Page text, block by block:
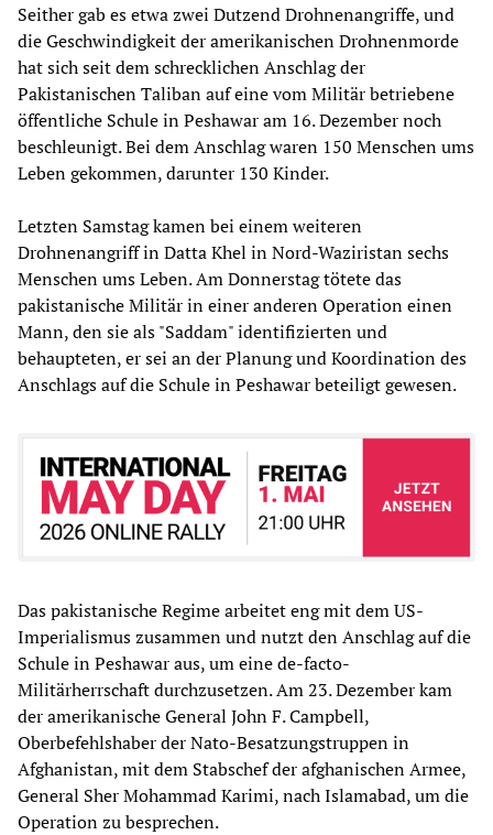
Seither gab es etwa zwei Dutzend Drohnenangriffe, und
die Geschwindigkeit der amerikanischen Drohnenmorde
hat sich seit dem schrecklichen Anschlag der
Pakistanischen Taliban auf eine vom Militär betriebene
öffentliche Schule in Peshawar am 16. Dezember noch
beschleunigt. Bei dem Anschlag waren 150 Menschen ums
Leben gekommen, darunter 130 Kinder.
Letzten Samstag kamen bei einem weiteren
Drohnenangriff in Datta Khel in Nord-Waziristan sechs
Menschen ums Leben. Am Donnerstag tötete das
pakistanische Militär in einer anderen Operation einen
Mann, den sie als "Saddam" identifizierten und
behaupteten, er sei an der Planung und Koordination des
Anschlags auf die Schule in Peshawar beteiligt gewesen.
Das pakistanische Regime arbeitet eng mit dem US-
Imperialismus zusammen und nutzt den Anschlag auf die
Schule in Peshawar aus, um eine de-facto-
Militärherrschaft durchzusetzen. Am 23. Dezember kam
der amerikanische General John F. Campbell,
Oberbefehlshaber der Nato-Besatzungstruppen in
Afghanistan, mit dem Stabschef der afghanischen Armee,
General Sher Mohammad Karimi, nach Islamabad, um die
Operation zu besprechen.